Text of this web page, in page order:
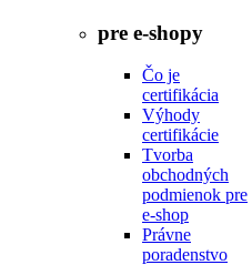
pre e-shopy
Čo je
certifikácia
Výhody
certifikácie
Tvorba
obchodných
podmienok pre
e-shop
Právne
poradenstvo